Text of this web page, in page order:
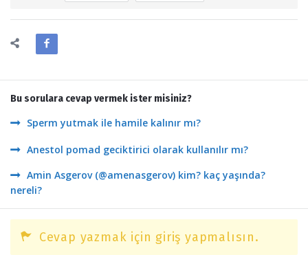
Bu sorulara cevap vermek ister misiniz?
Sperm yutmak ile hamile kalınır mı?
Anestol pomad geciktirici olarak kullanılır mı?
Amin Asgerov (@amenasgerov) kim? kaç yaşında?
nereli?
Cevap yazmak için giriş yapmalısın.